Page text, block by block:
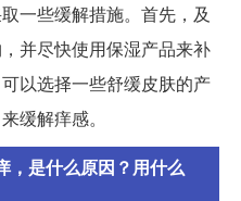
一些缓解措施。首先，及
并尽快使用保湿产品来补
以选择一些舒缓皮肤的产
缓解痒感。
，是什么原因？用什么